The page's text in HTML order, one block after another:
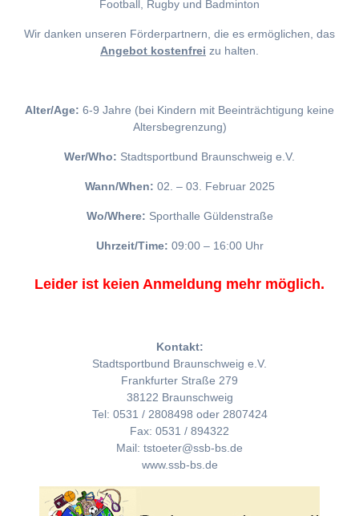
Football, Rugby und Badminton
Wir danken unseren Förderpartnern, die es ermöglichen, das
Angebot kostenfrei zu halten.
Alter/Age: 6-9 Jahre (bei Kindern mit Beeinträchtigung keine
Altersbegrenzung)
Wer/Who: Stadtsportbund Braunschweig e.V.
Wann/When: 02. – 03. Februar 2025
Wo/Where: Sporthalle Güldenstraße
Uhrzeit/Time: 09:00 – 16:00 Uhr
Leider ist keien Anmeldung mehr möglich.
Kontakt:
Stadtsportbund Braunschweig e.V.
Frankfurter Straße 279
38122 Braunschweig
Tel: 0531 / 2808498 oder 2807424
Fax: 0531 / 894322
Mail: tstoeter@ssb-bs.de
www.ssb-bs.de